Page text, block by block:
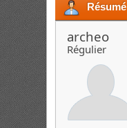
Résumé
archeo
Régulier